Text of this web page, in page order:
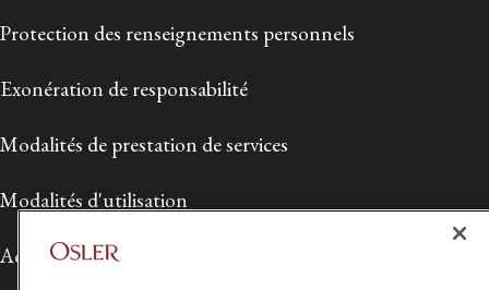
Protection des renseignements personnels
Exonération de responsabilité
Modalités de prestation de services
Modalités d'utilisation
Accessibilité